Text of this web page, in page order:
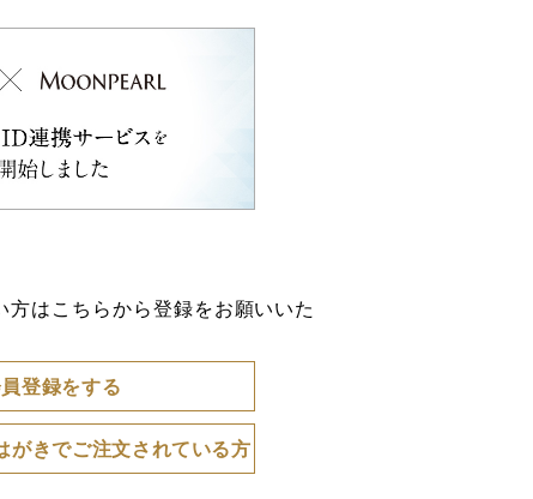
方はこちらから登録をお願いいた
登録をする
がきでご注文されている方